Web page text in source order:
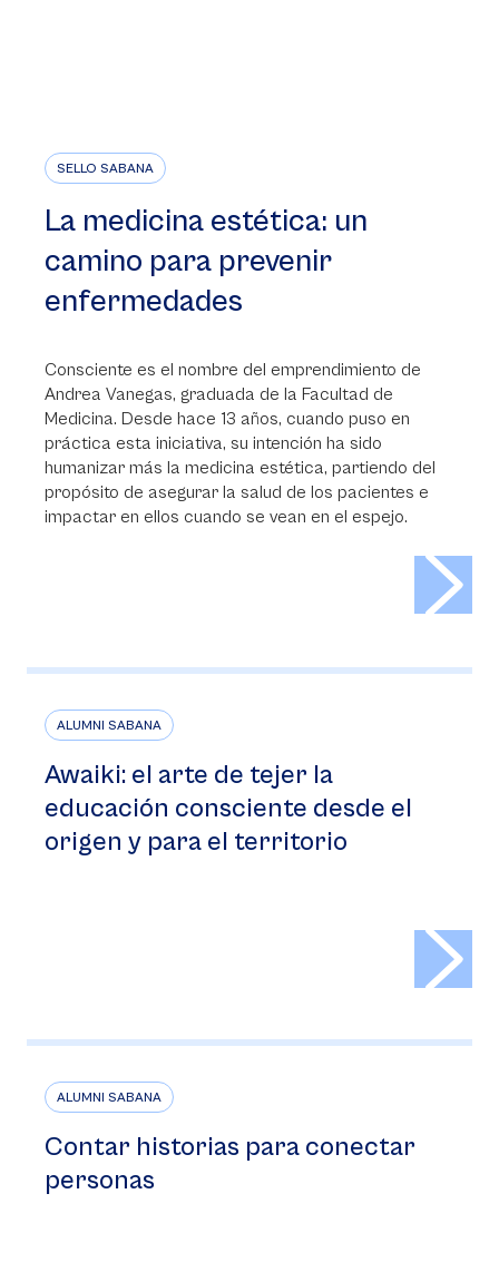
SELLO SABANA
La medicina estética: un
camino para prevenir
enfermedades
Consciente es el nombre del emprendimiento de
Andrea Vanegas, graduada de la Facultad de
Medicina. Desde hace 13 años, cuando puso en
práctica esta iniciativa, su intención ha sido
humanizar más la medicina estética, partiendo del
propósito de asegurar la salud de los pacientes e
impactar en ellos cuando se vean en el espejo.
ALUMNI SABANA
Awaiki: el arte de tejer la
educación consciente desde el
origen y para el territorio
ALUMNI SABANA
Contar historias para conectar
personas